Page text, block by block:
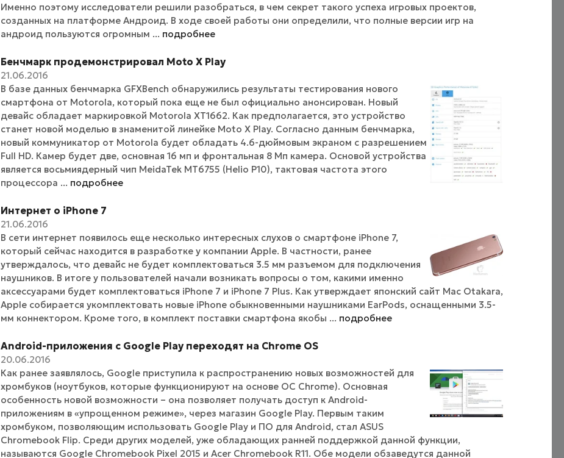
Именно поэтому исследователи решили разобраться, в чем секрет такого успеха игровых проектов,
созданных на платформе Андроид. В ходе своей работы они определили, что полные версии игр на
андроид пользуются огромным ... подробнее
Бенчмарк продемонстрировал Moto X Play
21.06.2016
В базе данных бенчмарка GFXBench обнаружились результаты тестирования нового
смартфона от Motorola, который пока еще не был официально анонсирован. Новый
девайс обладает маркировкой Motorola XT1662. Как предполагается, это устройство
станет новой моделью в знаменитой линейке Moto X Play. Согласно данным бенчмарка,
новый коммуникатор от Motorola будет обладать 4.6-дюймовым экраном с разрешением
Full HD. Камер будет две, основная 16 мп и фронтальная 8 Мп камера. Основой устройства
является восьмиядерный чип MeidaTek MT6755 (Helio P10), тактовая частота этого
процессора ... подробнее
Интернет о iPhone 7
21.06.2016
В сети интернет появилось еще несколько интересных слухов о смартфоне iPhone 7,
который сейчас находится в разработке у компании Apple. В частности, ранее
утверждалось, что девайс не будет комплектоваться 3.5 мм разъемом для подключения
наушников. В итоге у пользователей начали возникать вопросы о том, какими именно
аксессуарами будет комплектоваться iPhone 7 и iPhone 7 Plus. Как утверждает японский сайт Mac Otakara,
Apple собирается укомплектовать новые iPhone обыкновенными наушниками EarPods, оснащенными 3.5-
мм коннектором. Кроме того, в комплект поставки смартфона якобы ... подробнее
Android-приложения с Google Play переходят на Chrome OS
20.06.2016
Как ранее заявлялось, Google приступила к распространению новых возможностей для
хромбуков (ноутбуков, которые функционируют на основе ОС Chrome). Основная
особенность новой возможности – она позволяет получать доступ к Android-
приложениям в «упрощенном режиме», через магазин Google Play. Первым таким
хромбуком, позволяющим использовать Google Play и ПО для Android, стал ASUS
Chromebook Flip. Среди других моделей, уже обладающих ранней поддержкой данной функции,
называются Google Chromebook Pixel 2015 и Acer Chromebook R11. Обе модели обзаведутся данной